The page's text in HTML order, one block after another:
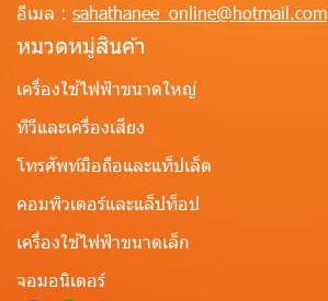
อีเมล : sahathanee_online@hotmail.com
หมวดหมู่สินค้า
เครื่องใช้ไฟฟ้าขนาดใหญ่
ทีวีและเครื่องเสียง
โทรศัพท์มือถือและแท็ปเล็ต
คอมพิวเตอร์และแล็ปท็อป
เครื่องใช้ไฟฟ้าขนาดเล็ก
จอมอนิเตอร์